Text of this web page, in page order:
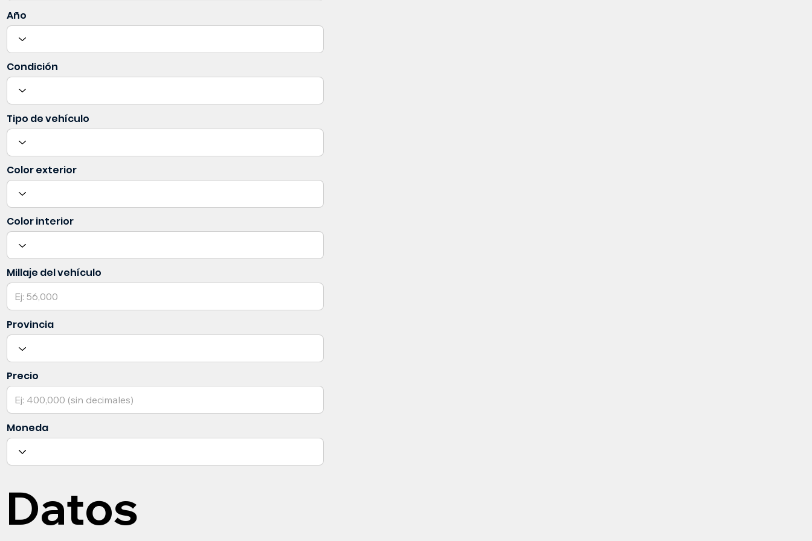
Año
Condición
Tipo de vehículo
Color exterior
Color interior
Millaje del vehículo
Provincia
Precio
Moneda
Datos